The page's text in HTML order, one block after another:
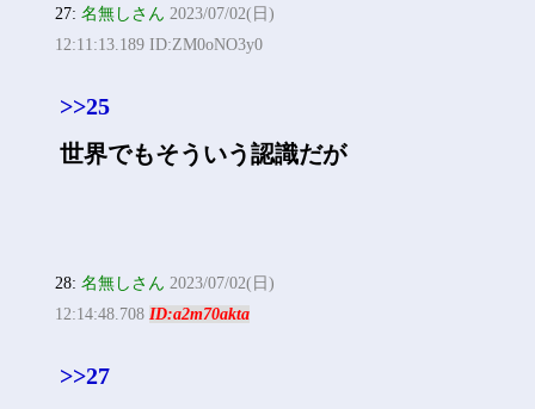
27:名無しさん 2023/07/02(日)
12:11:13.189 ID:ZM0oNO3y0
>>25
世界でもそういう認識だが
28:名無しさん 2023/07/02(日)
12:14:48.708ID:a2m70akta
>>27